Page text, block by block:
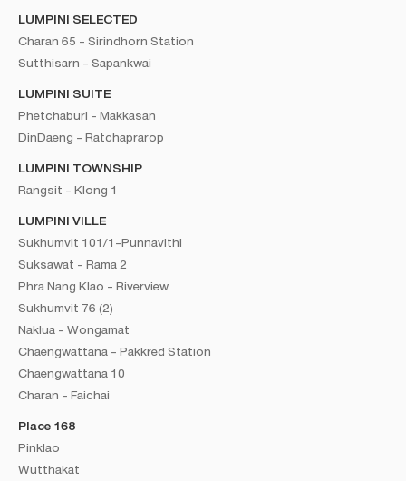
LUMPINI SELECTED
Charan 65 - Sirindhorn Station
Sutthisarn - Sapankwai
LUMPINI SUITE
Phetchaburi - Makkasan
DinDaeng - Ratchaprarop
LUMPINI TOWNSHIP
Rangsit - Klong 1
LUMPINI VILLE
Sukhumvit 101/1-Punnavithi
Suksawat - Rama 2
Phra Nang Klao - Riverview
Sukhumvit 76 (2)
Naklua - Wongamat
Chaengwattana - Pakkred Station
Chaengwattana 10
Charan - Faichai
Place 168
Pinklao
Wutthakat